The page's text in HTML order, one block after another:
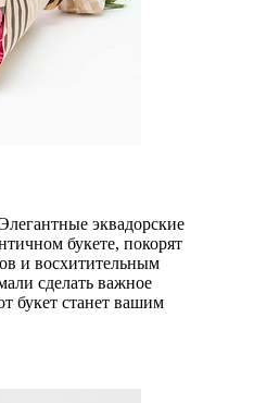
эквадорские
букете, покорят
и восхитительным
сделать важное
букет станет вашим